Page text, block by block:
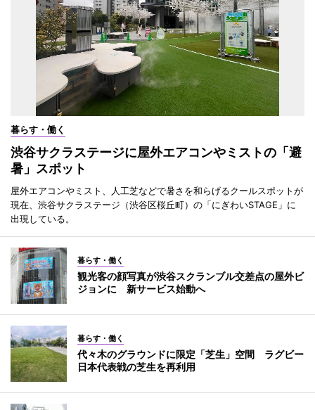
暮らす・働く
渋谷サクラステージに屋外エアコンやミストの「避
暑」スポット
屋外エアコンやミスト、人工芝などで暑さを和らげるクールスポットが
現在、渋谷サクラステージ（渋谷区桜丘町）の「にぎわいSTAGE」に
出現している。
暮らす・働く
観光客の顔写真が渋谷スクランブル交差点の屋外ビ
ジョンに 新サービス始動へ
暮らす・働く
代々木のグラウンドに限定「芝生」空間 ラグビー
日本代表戦の芝生を再利用